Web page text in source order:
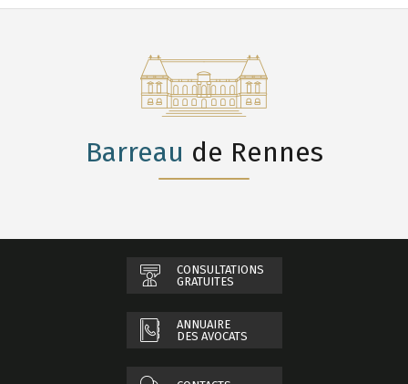
Barreau de Rennes
CONSULTATIONS
GRATUITES
ANNUAIRE
DES AVOCATS